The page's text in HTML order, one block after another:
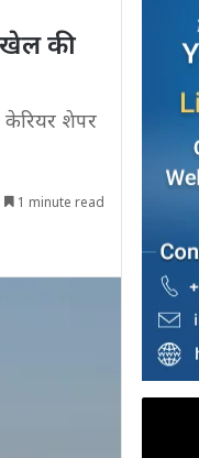
खेल की
केरियर शेपर
1 minute read